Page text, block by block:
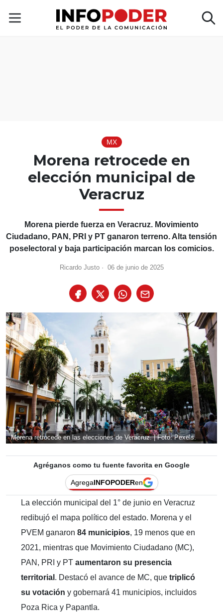
MX
Morena retrocede en
elección municipal de
Veracruz
Morena pierde fuerza en Veracruz. Movimiento
Ciudadano, PAN, PRI y PT ganaron terreno. Alta tensión
poselectoral y baja participación marcan los comicios.
Ricardo Justo· 06 de junio de 2025
Morena retrocede en las elecciones de Veracruz. | Foto: Pexels.
Agréganos como tu fuente favorita en Google
AgregaINFOPODERen
La elección municipal del 1° de junio en Veracruz
redibujó el mapa político del estado. Morena y el
PVEM ganaron 84 municipios, 19 menos que en
2021, mientras que Movimiento Ciudadano (MC),
PAN, PRI y PT aumentaron su presencia
territorial . Destacó el avance de MC, que triplicó
su votación y gobernará 41 municipios, incluidos
Poza Rica y Papantla.